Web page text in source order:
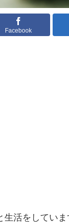
Facebook
活をしていま